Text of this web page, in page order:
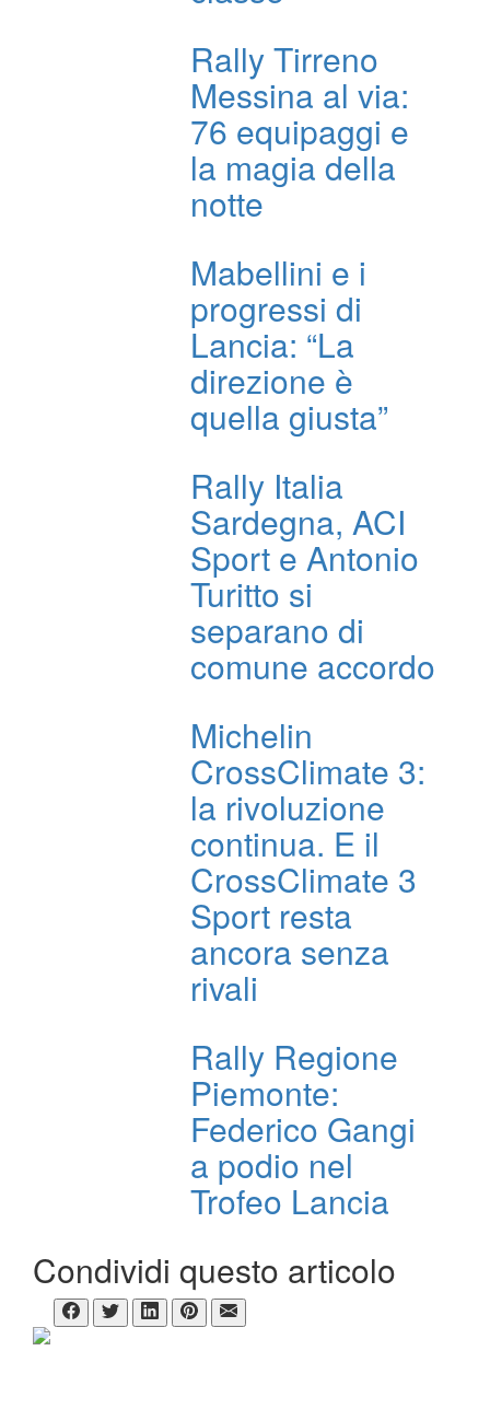
Rally Tirreno
Messina al via:
76 equipaggi e
la magia della
notte
Mabellini e i
progressi di
Lancia: “La
direzione è
quella giusta”
Rally Italia
Sardegna, ACI
Sport e Antonio
Turitto si
separano di
comune accordo
Michelin
CrossClimate 3:
la rivoluzione
continua. E il
CrossClimate 3
Sport resta
ancora senza
rivali
Rally Regione
Piemonte:
Federico Gangi
a podio nel
Trofeo Lancia
Condividi questo articolo